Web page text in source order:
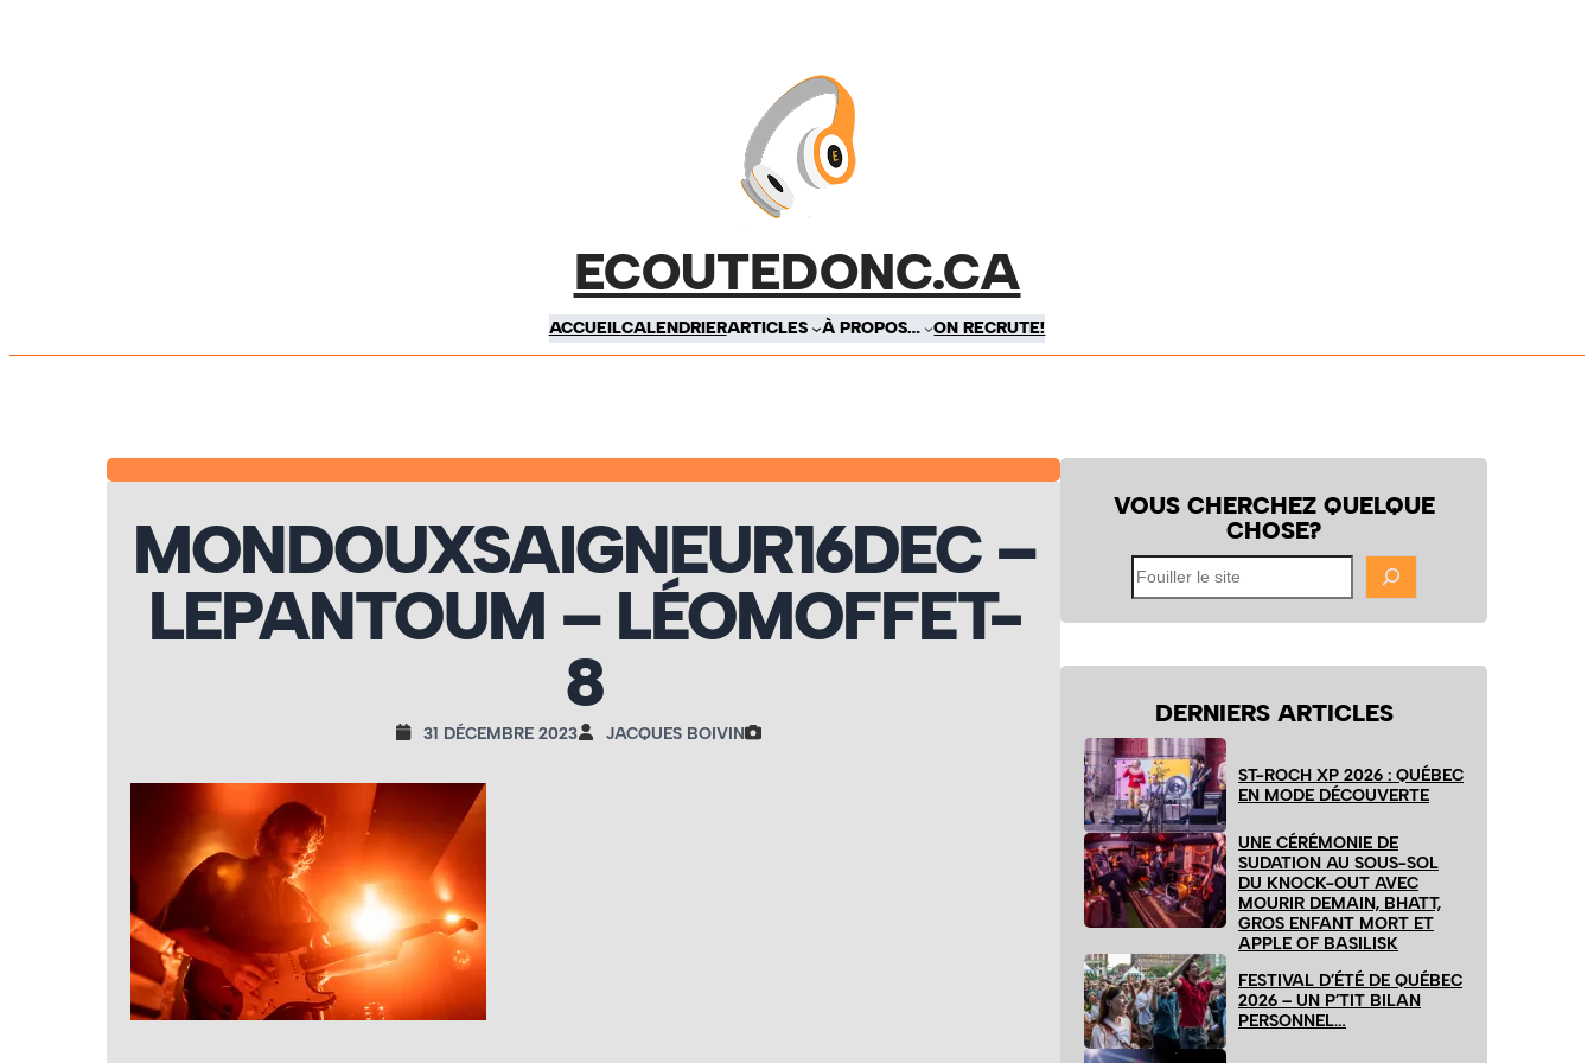
ECOUTEDONC.CA
ACCUEILCALENDRIERARTICLES À PROPOS… ON RECRUTE!
MONDOUXSAIGNEUR16DEC –
LEPANTOUM – LÉOMOFFET-
8
31 DÉCEMBRE 2023 JACQUES BOIVIN
VOUS CHERCHEZ QUELQUE
CHOSE?
Fouiller
le
site
DERNIERS ARTICLES
ST-ROCH XP 2026 : QUÉBEC
EN MODE DÉCOUVERTE
UNE CÉRÉMONIE DE
SUDATION AU SOUS-SOL
DU KNOCK-OUT AVEC
MOURIR DEMAIN, BHATT,
GROS ENFANT MORT ET
APPLE OF BASILISK
FESTIVAL D’ÉTÉ DE QUÉBEC
2026 – UN P’TIT BILAN
PERSONNEL…